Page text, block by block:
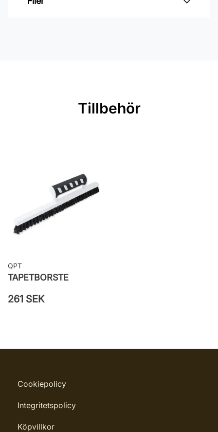
Mönsterrepetition: 53 cm
Leverantörens artikelnummer: 4835
Tillbehör
QPT
TAPETBORSTE
261 SEK
Cookiepolicy
Integritetspolicy
Köpvillkor